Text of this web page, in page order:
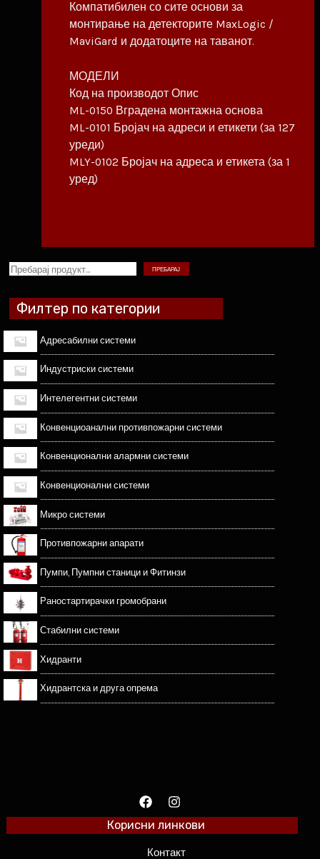
ПРЕБАРАЈ
Филтер по категории
Адресабилни системи
Индустриски системи
Интелегентни системи
Конвенциоанални противпожарни системи
Конвенционални алармни системи
Конвенционални системи
Микро системи
Противпожарни апарати
Пумпи, Пумпни станици и Фитинзи
Раностартирачки громобрани
Стабилни системи
Хидранти
Хидрантска и друга опрема
Компатибилен со сите основи за
монтирање на детекторите MaxLogic /
MaviGard и додатоците на таванот.
МОДЕЛИ
Код на производот Опис
ML-0150 Вградена монтажна основа
ML-0101 Бројач на адреси и етикети (за 127
уреди)
MLY-0102 Бројач на адреса и етикета (за 1
уред)
Корисни линкови
Контакт